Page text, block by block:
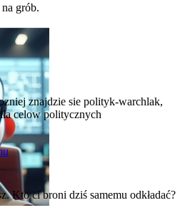
grób.
znajdzie sie polityk-warchlak,
celow politycznych
Kto ci broni dziś samemu odkładać?